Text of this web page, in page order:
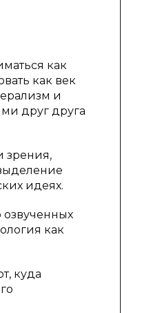
как
как век
и
друг друга
зрения,
идеях.
как
куда